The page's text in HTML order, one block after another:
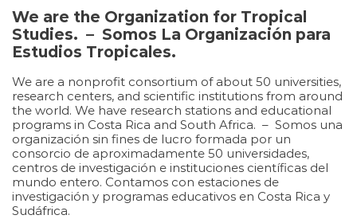
We are the Organization for Tropical
Studies. – Somos La Organización para
Estudios Tropicales.
We are a nonprofit consortium of about 50 universities,
research centers, and scientific institutions from around
the world. We have research stations and educational
programs in Costa Rica and South Africa. – Somos una
organización sin fines de lucro formada por un
consorcio de aproximadamente 50 universidades,
centros de investigación e instituciones científicas del
mundo entero. Contamos con estaciones de
investigación y programas educativos en Costa Rica y
Sudáfrica.